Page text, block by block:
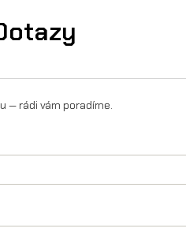
t
p
o
p
— rádi vám poradíme.